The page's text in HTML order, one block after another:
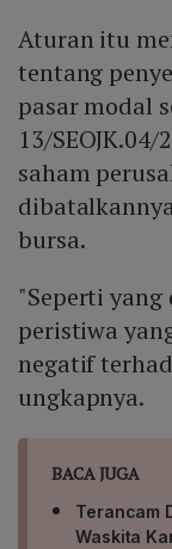
Aturan itu
tentang
pasar modal
13/
saham
bursa.
"Seperti
peristiwa
negatif
ungkapnya.
BACA JUGA
Terancam
Waskita